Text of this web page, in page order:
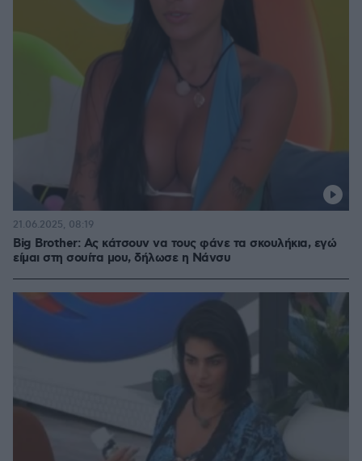
Big Brother: Ας κάτσουν να τους φάνε τα σκουλήκια, εγώ
είμαι στη σουίτα μου, δήλωσε η Νάνσυ
21.06.2025, 08:19